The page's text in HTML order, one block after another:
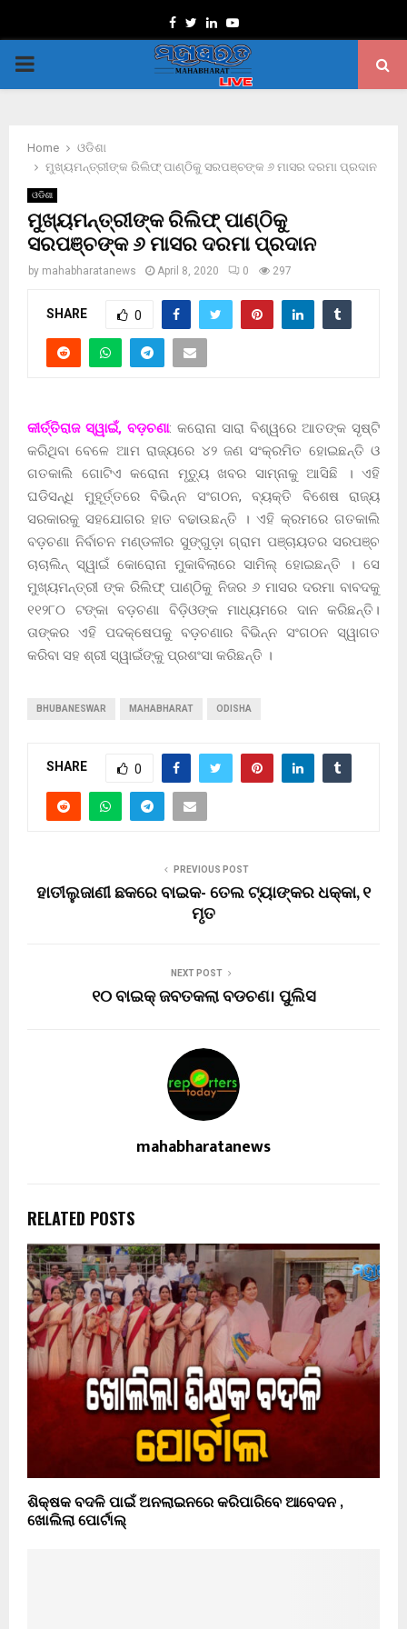
Facebook
TwitterLinkedinYoutube
PRIMARY
Home
ଓଡିଶା
ମୁଖ୍ୟମନ୍ତ୍ରୀଙ୍କ ରିଲିଫ୍ ପାଣ୍ଠିକୁ ସରପଞ୍ଚଙ୍କ ୬ ମାସର ଦରମା ପ୍ରଦାନ
ଓଡିଶା
ମୁଖ୍ୟମନ୍ତ୍ରୀଙ୍କ ରିଲିଫ୍ ପାଣ୍ଠିକୁ
ସରପଞ୍ଚଙ୍କ ୬ ମାସର ଦରମା ପ୍ରଦାନ
by mahabharatanews April 8, 2020 0 297
SHARE 0
କୀର୍ତ୍ତିରାଜ ସ୍ୱାଇଁ, ବଡ଼ଚଣା: କରୋନା ସାରା ବିଶ୍ୱରେ ଆତଙ୍କ ସୃଷ୍ଟି
କରିଥିବା ବେଳେ ଆମ ରାଜ୍ୟରେ ୪୨ ଜଣ ସଂକ୍ରମିତ ହୋଇଛନ୍ତି ଓ
ଗତକାଲି ଗୋଟିଏ କରୋନା ମୃତ୍ୟୁ ଖବର ସାମ୍ନାକୁ ଆସିଛି । ଏହି
ଘଡିସନ୍ଧି ମୁହୂର୍ତ୍ତରେ ବିଭିନ୍ନ ସଂଗଠନ, ବ୍ୟକ୍ତି ବିଶେଷ ରାଜ୍ୟ
ସରକାରକୁ ସହଯୋଗର ହାତ ବଢାଉଛନ୍ତି । ଏହି କ୍ରମରେ ଗତକାଲି
ବଡ଼ଚଣା ନିର୍ବାଚନ ମଣ୍ଡଳୀର ସୁଙ୍ଗୁଡ଼ା ଗ୍ରାମ ପଞ୍ଚାୟତର ସରପଞ୍ଚ
ଚାଚାଲିନ୍ ସ୍ୱାଇଁ କୋରୋନା ମୁକାବିଲାରେ ସାମିଲ୍ ହୋଇଛନ୍ତି । ସେ
ମୁଖ୍ୟମନ୍ତ୍ରୀ ଙ୍କ ରିଲିଫ୍ ପାଣ୍ଠିକୁ ନିଜର ୬ ମାସର ଦରମା ବାବଦକୁ
୧୧୨୮୦ ଟଙ୍କା ବଡ଼ଚଣା ବିଡ଼ିଓଙ୍କ ମାଧ୍ୟମରେ ଦାନ କରିଛନ୍ତି।
ତାଙ୍କର ଏହି ପଦକ୍ଷେପକୁ ବଡ଼ଚଣାର ବିଭିନ୍ନ ସଂଗଠନ ସ୍ୱାଗତ
କରିବା ସହ ଶ୍ରୀ ସ୍ୱାଇଁଙ୍କୁ ପ୍ରଶଂସା କରିଛନ୍ତି ।
BHUBANESWAR MAHABHARAT ODISHA
SHARE 0
PREVIOUS POST
ହାତୀଲୁଜାଣୀ ଛକରେ ବାଇକ- ତେଲ ଟ୍ୟାଙ୍କର ଧକ୍କା, ୧
ମୃତ
NEXT POST
୧୦ ବାଇକ୍ ଜବତକଲା ବଡଚଣ। ପୁଲିସ
mahabharatanews
RELATED POSTS
ଶିକ୍ଷକ ବଦଳି ପାଇଁ ଅନଲାଇନରେ କରିପାରିବେ ଆବେଦନ ,
ଖୋଲିଲା ପୋର୍ଟାଲ୍